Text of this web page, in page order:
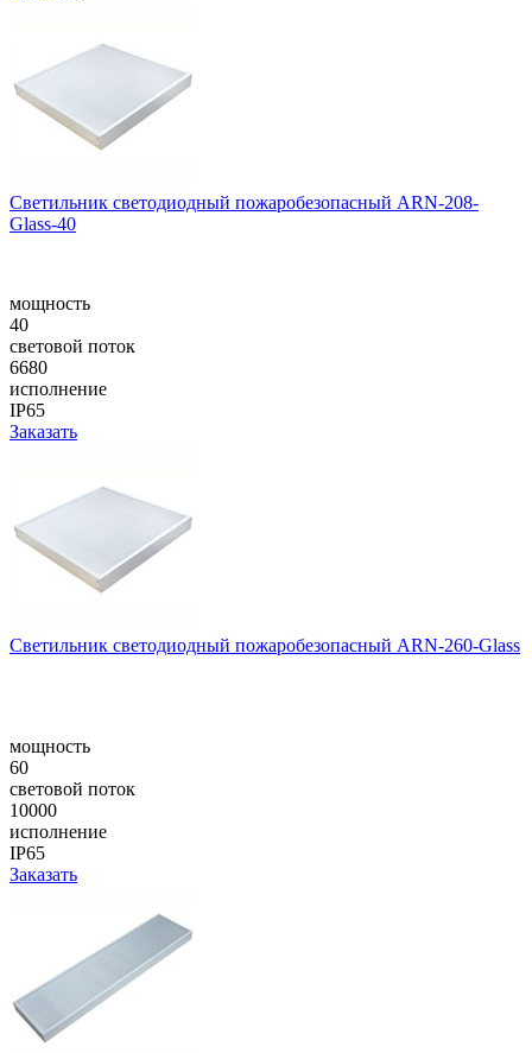
Светильник светодиодный пожаробезопасный ARN-208-
Glass-40
мощность
40
световой поток
6680
исполнение
IP65
Заказать
Светильник светодиодный пожаробезопасный ARN-260-Glass
мощность
60
световой поток
10000
исполнение
IP65
Заказать